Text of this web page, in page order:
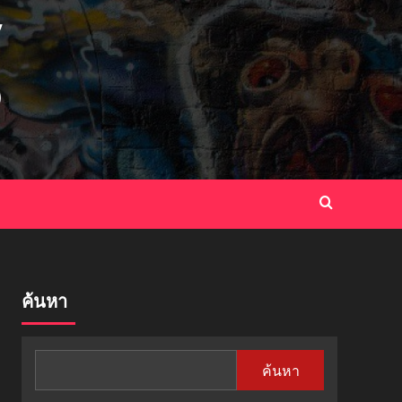
ค้นหา
ค้นหา